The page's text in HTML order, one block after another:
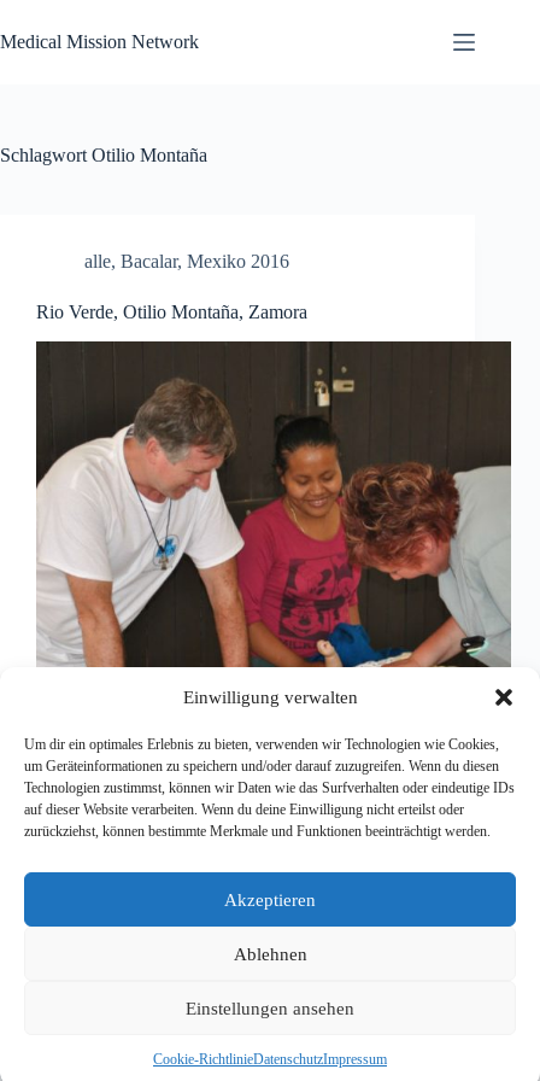
Einwilligung verwalten
Um dir ein optimales Erlebnis zu bieten, verwenden wir Technologien wie Cookies,
um Geräteinformationen zu speichern und/oder darauf zuzugreifen. Wenn du diesen
Technologien zustimmst, können wir Daten wie das Surfverhalten oder eindeutige IDs
auf dieser Website verarbeiten. Wenn du deine Einwilligung nicht erteilst oder
zurückziehst, können bestimmte Merkmale und Funktionen beeinträchtigt werden.
Akzeptieren
Ablehnen
Einstellungen ansehen
Cookie-RichtlinieDatenschutzImpressum
Inhalt
springen
Medical Mission Network
Schlagwort Otilio Montaña
alle, Bacalar, Mexiko 2016
Rio Verde, Otilio Montaña, Zamora
In den letzten Tagen haben wir in drei kleinen
liegen: Rio Verde, Otilio Montaña und Zamora
haben jeweils ein paar Hundert Einwohner und
finden sich im Umkreis von 100 Kilometern von
11. März 2016
Copyright © 2026 - WordPress Theme von